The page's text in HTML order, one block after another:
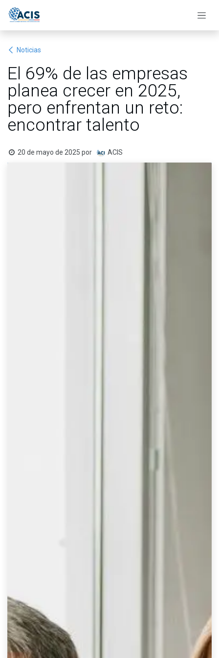
Noticias
El 69% de las empresas
planea crecer en 2025,
pero enfrentan un reto:
encontrar talento
20 de mayo de 2025 por ACIS